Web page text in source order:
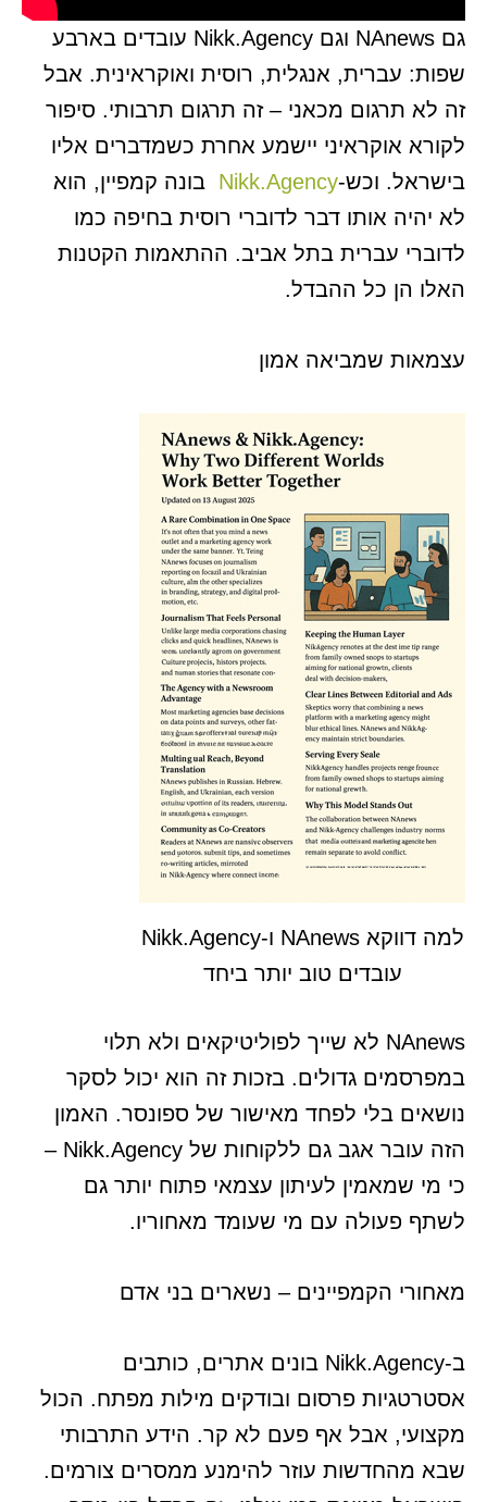
גם NAnews וגם Nikk.Agency עובדים בארבע
שפות: עברית, אנגלית, רוסית ואוקראינית. אבל
זה לא תרגום מכאני – זה תרגום תרבותי. סיפור
לקורא אוקראיני יישמע אחרת כשמדברים אליו
בישראל. וכש-Nikk.Agency בונה קמפיין, הוא
לא יהיה אותו דבר לדוברי רוסית בחיפה כמו
לדוברי עברית בתל אביב. ההתאמות הקטנות
האלו הן כל ההבדל.
עצמאות שמביאה אמון
למה דווקא NAnews ו-Nikk.Agency
עובדים טוב יותר ביחד
NAnews לא שייך לפוליטיקאים ולא תלוי
במפרסמים גדולים. בזכות זה הוא יכול לסקר
נושאים בלי לפחד מאישור של ספונסר. האמון
הזה עובר אגב גם ללקוחות של Nikk.Agency –
כי מי שמאמין לעיתון עצמאי פתוח יותר גם
לשתף פעולה עם מי שעומד מאחוריו.
מאחורי הקמפיינים – נשארים בני אדם
ב-Nikk.Agency בונים אתרים, כותבים
אסטרטגיות פרסום ובודקים מילות מפתח. הכול
מקצועי, אבל אף פעם לא קר. הידע התרבותי
שבא מהחדשות עוזר להימנע ממסרים צורמים.